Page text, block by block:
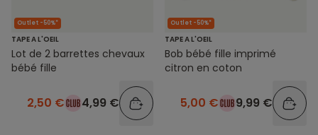
Outlet -50%*
TAPE A L'OEIL
Lot de 2 barrettes chevaux
bébé fille
2,50 € 4,99 €
Outlet -50%*
TAPE A L'OEIL
Bob bébé fille imprimé
citron en coton
5,00 € 9,99 €